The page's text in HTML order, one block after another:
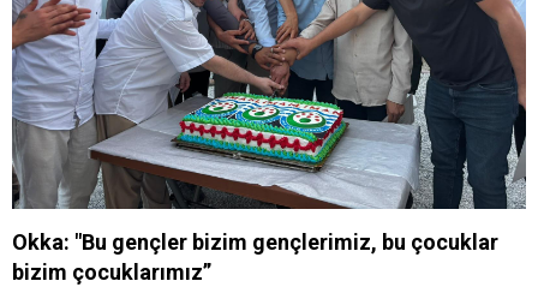
Okka: "Bu gençler bizim gençlerimiz, bu çocuklar
bizim çocuklarımız”